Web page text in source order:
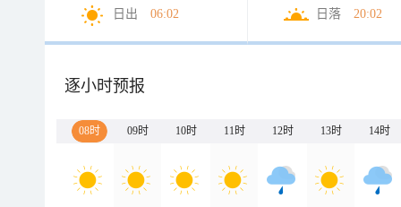
日出 06:02 日落 20:02
逐小时预报
08时 09时 10时 11时 12时 13时 14时